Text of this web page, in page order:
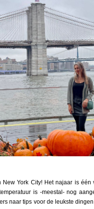
York City! Het najaar is
is -meestal- nog
naar tips voor de leukste